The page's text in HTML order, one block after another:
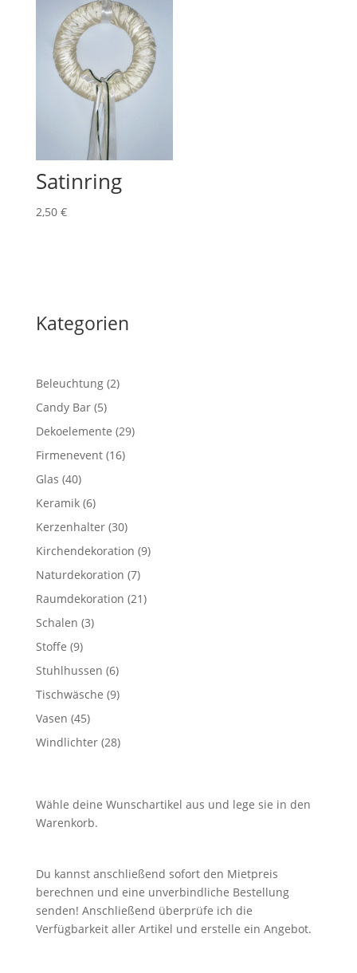
Satinring
2,50 €
Kategorien
Beleuchtung 22
Candy Bar 55
Produkte
Dekoelemente 2929
Firmenevent 1616
Glas 4040
Produkte
Keramik 66
Produkte
Kerzenhalter 3030
Produkte
Kirchendekoration 99
Naturdekoration 77
Produkte
Raumdekoration 2121
Schalen 33
Stoffe 99
Produkte
Stuhlhussen 66
Produkte
Tischwäsche 99
Vasen 4545
Produkte
Windlichter 2828
Wähle deine Wunschartikel aus und lege sie in den
Warenkorb.
Du kannst anschließend sofort den Mietpreis
berechnen und eine unverbindliche Bestellung
senden! Anschließend überprüfe ich die
Verfügbarkeit aller Artikel und erstelle ein Angebot.